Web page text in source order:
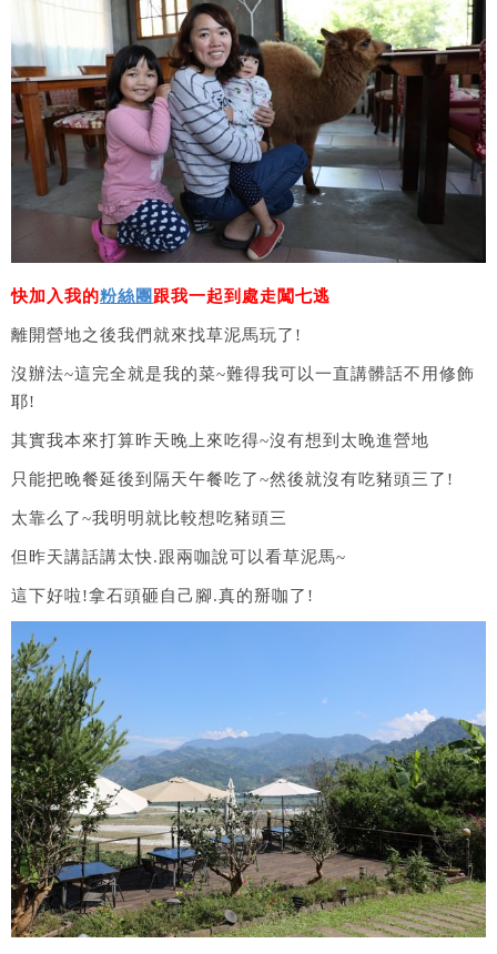
快加入我的粉絲團 跟我一起到處走闖七逃
離開營地之後我們就來找草泥馬玩了!
沒辦法~這完全就是我的菜~難得我可以一直講髒話不用修飾
耶!
其實我本來打算昨天晚上來吃得~沒有想到太晚進營地
只能把晚餐延後到隔天午餐吃了~然後就沒有吃豬頭三了!
太靠么了~我明明就比較想吃豬頭三
但昨天講話講太快.跟兩咖說可以看草泥馬~
這下好啦!拿石頭砸自己腳.真的掰咖了!